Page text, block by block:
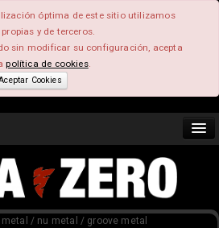
óptima de este sitio utilizamos
y de terceros.
sin modificar su configuración, acepta
política de cookies.
Cookies
/ nu metal / groove metal